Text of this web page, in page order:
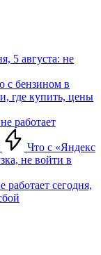
5 августа: не
с бензином в
где купить, цены
работает
Что с «Яндекс
не войти в
сегодня,